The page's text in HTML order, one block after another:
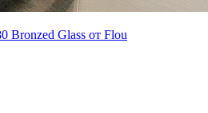
Bronzed Glass от Flou